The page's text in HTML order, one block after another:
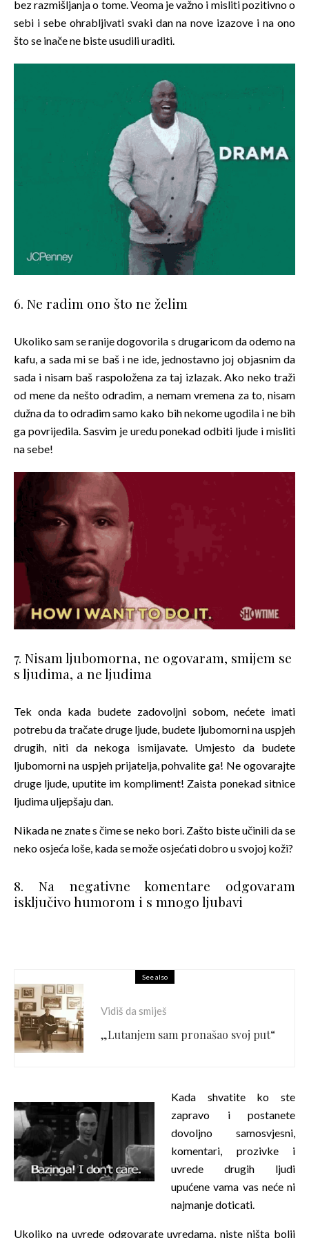
bez razmišljanja o tome. Veoma je važno i misliti pozitivno o
sebi i sebe ohrabljivati svaki dan na nove izazove i na ono
što se inače ne biste usudili uraditi.
6. Ne radim ono što ne želim
Ukoliko sam se ranije dogovorila s drugaricom da odemo na
kafu, a sada mi se baš i ne ide, jednostavno joj objasnim da
sada i nisam baš raspoložena za taj izlazak. Ako neko traži
od mene da nešto odradim, a nemam vremena za to, nisam
dužna da to odradim samo kako bih nekome ugodila i ne bih
ga povrijedila. Sasvim je uredu ponekad odbiti ljude i misliti
na sebe!
7. Nisam ljubomorna, ne ogovaram, smijem se
s ljudima, a ne ljudima
Tek onda kada budete zadovoljni sobom, nećete imati
potrebu da tračate druge ljude, budete ljubomorni na uspjeh
drugih, niti da nekoga ismijavate. Umjesto da budete
ljubomorni na uspjeh prijatelja, pohvalite ga! Ne ogovarajte
druge ljude, uputite im kompliment! Zaista ponekad sitnice
ljudima uljepšaju dan.
Nikada ne znate s čime se neko bori. Zašto biste učinili da se
neko osjeća loše, kada se može osjećati dobro u svojoj koži?
8. Na negativne komentare odgovaram
isključivo humorom i s mnogo ljubavi
See also
Vidiš da smiješ
„Lutanjem sam pronašao svoj put“
Kada shvatite ko ste
zapravo i postanete
dovoljno samosvjesni,
komentari, prozivke i
uvrede drugih ljudi
upućene vama vas neće ni
najmanje doticati.
Ukoliko na uvrede odgovarate uvredama, niste ništa bolji